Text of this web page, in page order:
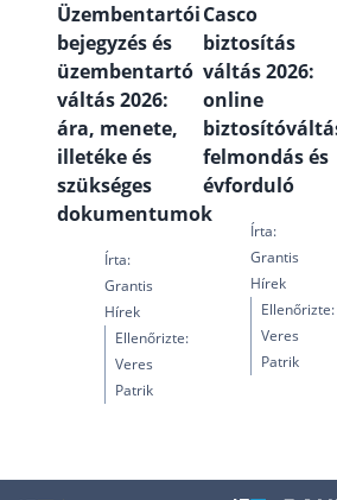
Üzembentartói
bejegyzés és
üzembentartó
váltás 2026:
ára, menete,
illetéke és
szükséges
dokumentumok
Írta:
Grantis
Hírek
Ellenőrizte:
Veres
Patrik
Casco
biztosítás
váltás 2026:
online
felmondás és
évforduló
Írta:
Grantis
Hírek
Ellenőrizte:
Veres
Patrik